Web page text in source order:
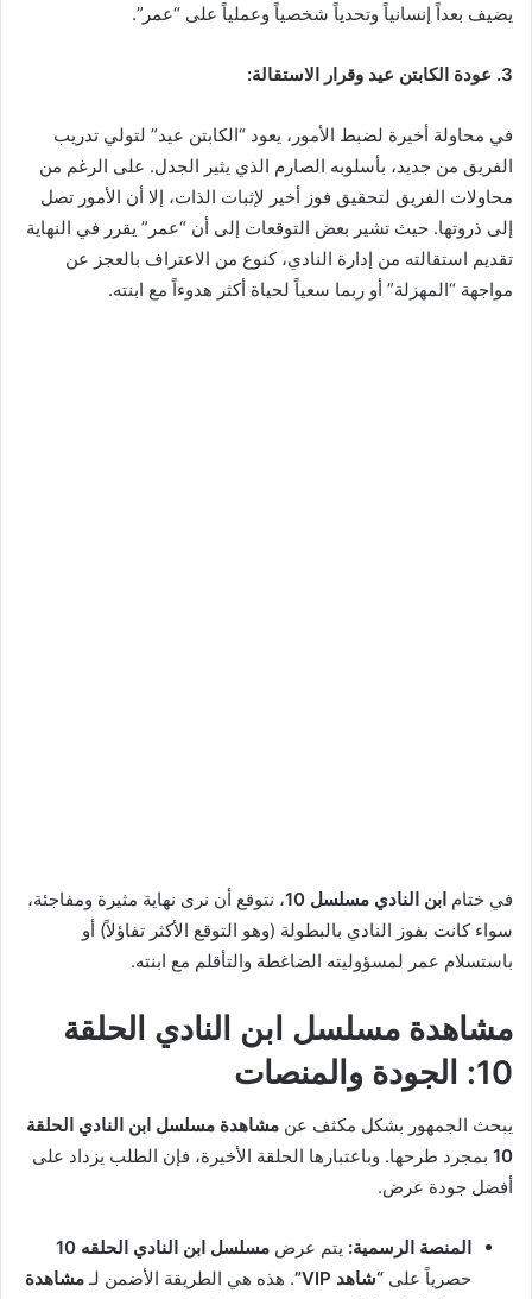
يضيف بعداً إنسانياً وتحدياً شخصياً وعملياً على “عمر”.
3. عودة الكابتن عيد وقرار الاستقالة:
في محاولة أخيرة لضبط الأمور، يعود “الكابتن عيد” لتولي تدريب
الفريق من جديد، بأسلوبه الصارم الذي يثير الجدل. على الرغم من
محاولات الفريق لتحقيق فوز أخير لإثبات الذات، إلا أن الأمور تصل
إلى ذروتها. حيث تشير بعض التوقعات إلى أن “عمر” يقرر في النهاية
تقديم استقالته من إدارة النادي، كنوع من الاعتراف بالعجز عن
مواجهة “المهزلة” أو ربما سعياً لحياة أكثر هدوءاً مع ابنته.
في ختام ابن النادي مسلسل 10
، نتوقع أن نرى نهاية مثيرة ومفاجئة،
سواء كانت بفوز النادي بالبطولة (وهو التوقع الأكثر تفاؤلاً) أو
باستسلام عمر لمسؤوليته الضاغطة والتأقلم مع ابنته.
مشاهدة مسلسل ابن النادي الحلقة
10: الجودة والمنصات
يبحث الجمهور بشكل مكثف عن مشاهدة مسلسل ابن النادي الحلقة
10 بمجرد طرحها. وباعتبارها الحلقة الأخيرة، فإن الطلب يزداد على
أفضل جودة عرض.
المنصة الرسمية: يتم عرض مسلسل ابن النادي الحلقه 10
حصرياً على “شاهد VIP” . هذه هي الطريقة الأضمن لـمشاهدة